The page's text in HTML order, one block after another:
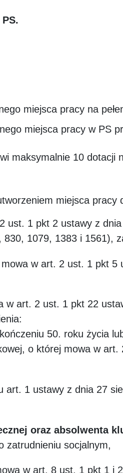
miejsca pracy na
miejsca pracy w PS
maksymalnie 10 dotacji
miejsca pracy
ust. 1 pkt 2 ustawy z
1079, 1383 i 1561),
w art. 2 ust. 1 pkt 5
w art. 2 ust. 1 pkt 22
50. roku życia
o której mowa w
art. 1 ustawy z dnia 27
oraz absolwenta
zatrudnieniu socjalnym,
w art. 8 ust. 1 pkt 1 i